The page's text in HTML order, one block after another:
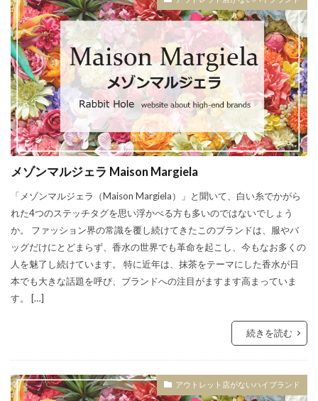
メゾンマルジェラ Maison Margiela
「メゾンマルジェラ（Maison Margiela）」と聞いて、白い糸でかがら
れた4つのステッチタグを思い浮かべる方も多いのではないでしょう
か。 ファッション界の常識を覆し続けてきたこのブランドは、服やバ
ッグだけにとどまらず、香水の世界でも革命を起こし、今もなお多くの
人を魅了し続けています。 特に近年は、抹茶をテーマにした香水が日
本でも大きな話題を呼び、ブランドへの注目がますます高まっていま
す。 […]
続きを読む
アウトレット店がないハイブランド